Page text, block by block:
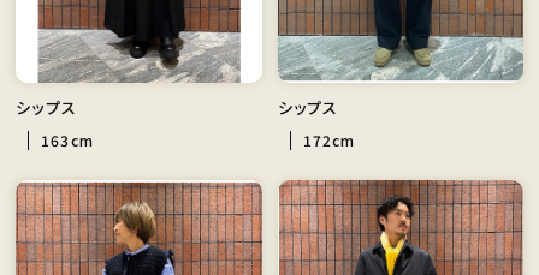
シップス
163cm
シップス
172cm